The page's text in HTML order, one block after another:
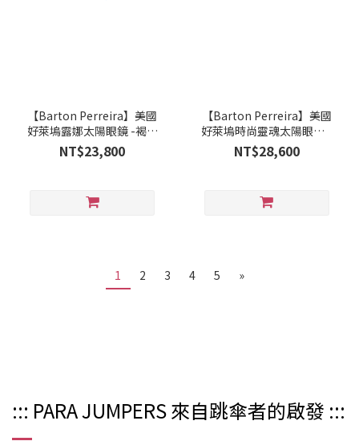
【Barton Perreira】美國
好萊塢露娜太陽眼鏡 -褐金
LUNA GOL/GOR
NT$23,800
【Barton Perreira】美國
好萊塢時尚靈魂太陽眼鏡 -
琥珀咖 BP WEXLER -
MGO
NT$28,600
1 2 3 4 5 »
::: PARA JUMPERS 來自跳傘者的啟發 :::